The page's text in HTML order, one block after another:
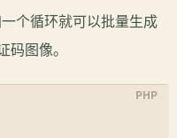
个循环就可以批量生成
图像。